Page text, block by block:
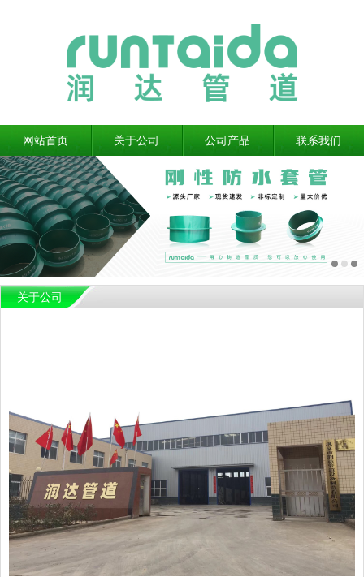
网站首页 关于公司 公司产品 联系我们
关于公司